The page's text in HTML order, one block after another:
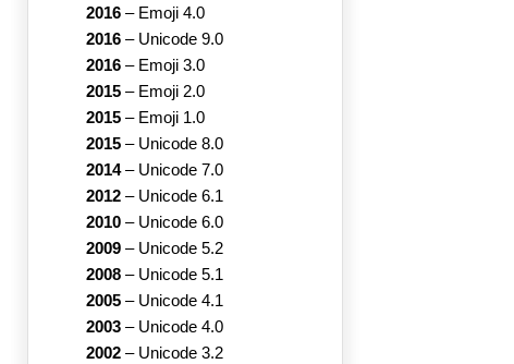
2016 – Emoji 4.0
2016 – Unicode 9.0
2016 – Emoji 3.0
2015 – Emoji 2.0
2015 – Emoji 1.0
2015 – Unicode 8.0
2014– Unicode 7.0
2012 – Unicode 6.1
2010 – Unicode 6.0
2009 – Unicode 5.2
2008 – Unicode 5.1
2005 – Unicode 4.1
2003 – Unicode 4.0
2002 – Unicode 3.2